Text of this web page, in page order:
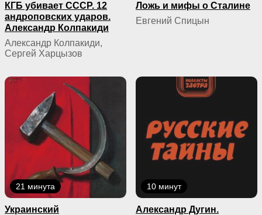
КГБ yбивaeт СССР. 12
андроповских ударов.
Александр Колпакиди
Александр Колпакиди,
Сергей Харцызов
Ложь и мифы о Сталине
Евгений Спицын
21 минута
Украинский
10 минут
Александр Дугин.